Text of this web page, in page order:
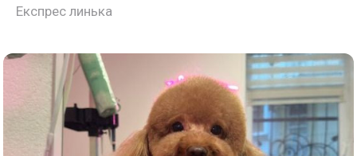
Експрес линька